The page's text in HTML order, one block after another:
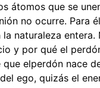
átomos que se
no ocurre. Para
naturaleza
y por qué el
elperdón nace
ego, quizás el